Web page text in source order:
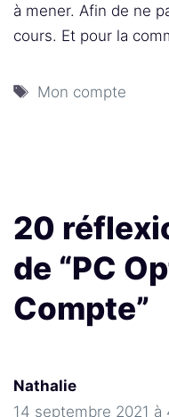
à mener. Afin de ne
cours. Et pour la
Étiquettes
Mon compte
20
de “PC
Compte”
Nathalie
14 septembre 2021 à